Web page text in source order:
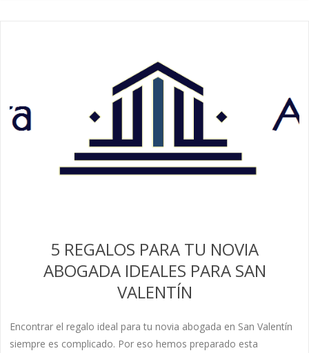
5 REGALOS PARA TU NOVIA
ABOGADA IDEALES PARA SAN
VALENTÍN
Encontrar el regalo ideal para tu novia abogada en San Valentín
siempre es complicado. Por eso hemos preparado esta